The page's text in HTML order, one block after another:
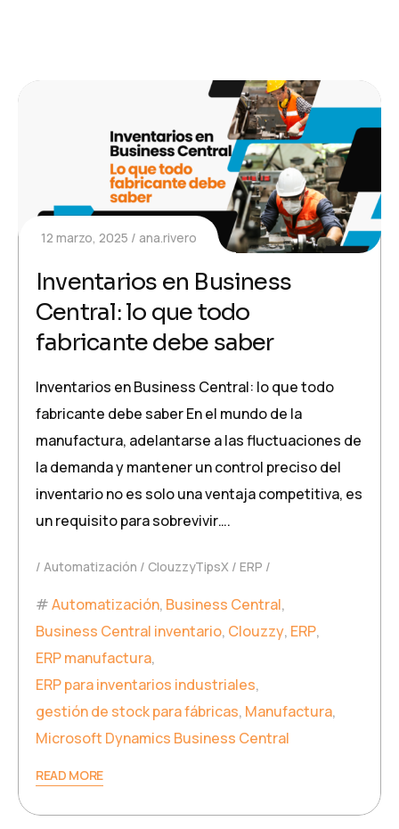
12 marzo, 2025 ana.rivero
Inventarios en Business
Central: lo que todo
fabricante debe saber
Inventarios en Business Central: lo que todo
fabricante debe saber En el mundo de la
manufactura, adelantarse a las fluctuaciones de
la demanda y mantener un control preciso del
inventario no es solo una ventaja competitiva, es
un requisito para sobrevivir….
Automatización ClouzzyTipsX ERP
Automatización, Business Central,
Business Central inventario, Clouzzy, ERP,
ERP manufactura,
ERP para inventarios industriales,
gestión de stock para fábricas, Manufactura,
Microsoft Dynamics Business Central
READ MORE